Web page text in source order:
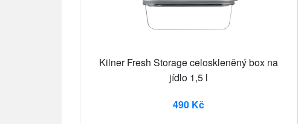
Kilner Fresh Storage celoskleněný box na
jídlo 1,5 l
490 Kč